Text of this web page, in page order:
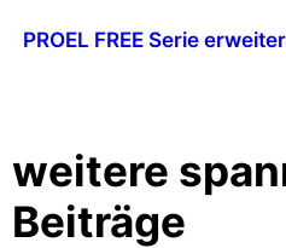
PROEL FREE Serie
weitere
Beiträge